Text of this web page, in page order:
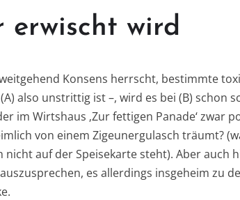
erwischt wird
Konsens herrscht, bestimmte
also unstrittig ist –, wird es bei (B) schon
im Wirtshaus ‚Zur fettigen Panade‘ zwar
von einem Zigeunergulasch träumt?
auf der Speisekarte steht). Aber auch
es allerdings insgeheim zu